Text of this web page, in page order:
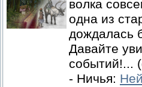
волка
одна из
дождалась
Давайте
событий!...
- Ничья: